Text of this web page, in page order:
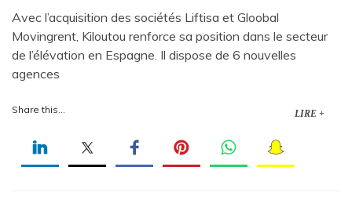
Avec l’acquisition des sociétés Liftisa et Gloobal
Movingrent, Kiloutou renforce sa position dans le secteur
de l’élévation en Espagne. Il dispose de 6 nouvelles
agences
Share this... LIRE +